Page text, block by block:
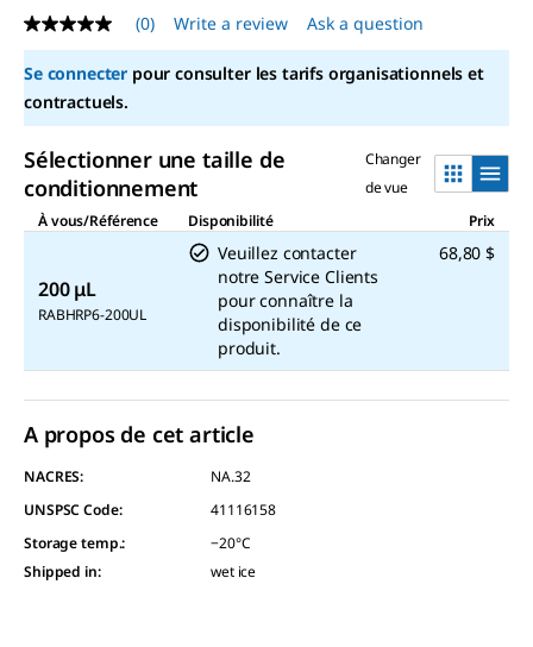
No
rating
value
Same
page
link.
(0) Write a review Ask a question
Se connecter pour consulter les tarifs organisationnels et
contractuels.
Sélectionner une taille de
conditionnement
Changer
de vue
À vous/Référence
Disponibilité Prix
200 μL
RABHRP6-200UL
Veuillez contacter
notre Service Clients
pour connaître la
disponibilité de ce
produit.
68,80 $
A propos de cet article
NACRES:
NA.32
UNSPSC Code:
41116158
Storage temp.:
−20°C
Shipped in: wet ice